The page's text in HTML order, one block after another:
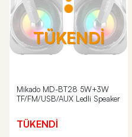
TÜKENDİ
Mikado MD-BT28 5W+3W
TF/FM/USB/AUX Ledli Speaker
TÜKENDİ